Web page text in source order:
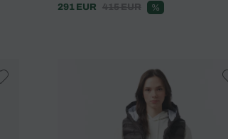
291 EUR
415 EUR %